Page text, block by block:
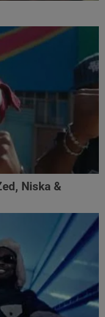
Niska &